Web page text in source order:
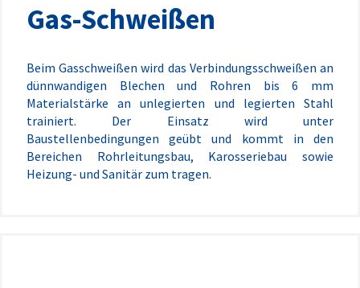
Gas-Schweißen
Beim Gasschweißen wird das Verbindungsschweißen an
dünnwandigen Blechen und Rohren bis 6 mm
Materialstärke an unlegierten und legierten Stahl
trainiert. Der Einsatz wird unter
Baustellenbedingungen geübt und kommt in den
Bereichen Rohrleitungsbau, Karosseriebau sowie
Heizung- und Sanitär zum tragen.